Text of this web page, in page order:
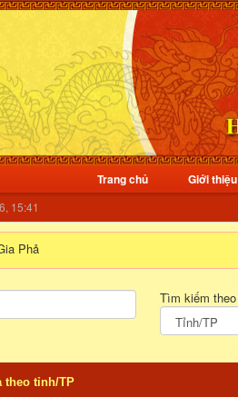
Trang chủ Giới thiệu
15:41
Phả
Tìm kiếm theo
theo tỉnh/TP